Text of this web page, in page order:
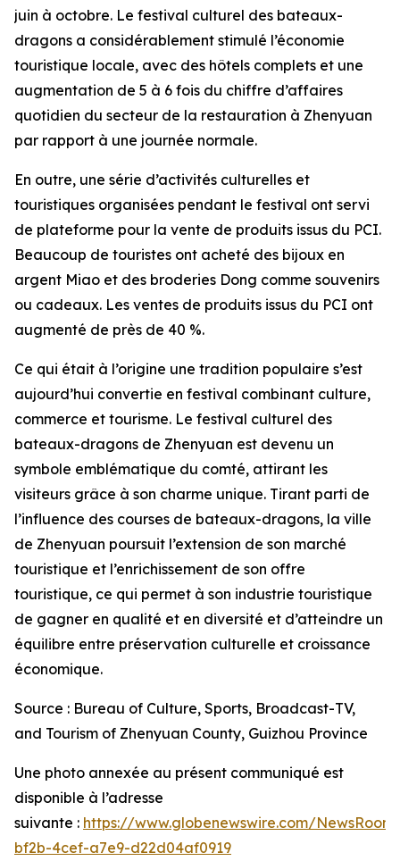
juin à octobre. Le festival culturel des bateaux-
dragons a considérablement stimulé l’économie
touristique locale, avec des hôtels complets et une
augmentation de 5 à 6 fois du chiffre d’affaires
quotidien du secteur de la restauration à Zhenyuan
par rapport à une journée normale.
En outre, une série d’activités culturelles et
touristiques organisées pendant le festival ont servi
de plateforme pour la vente de produits issus du PCI.
Beaucoup de touristes ont acheté des bijoux en
argent Miao et des broderies Dong comme souvenirs
ou cadeaux. Les ventes de produits issus du PCI ont
augmenté de près de 40 %.
Ce qui était à l’origine une tradition populaire s’est
aujourd’hui convertie en festival combinant culture,
commerce et tourisme. Le festival culturel des
bateaux-dragons de Zhenyuan est devenu un
symbole emblématique du comté, attirant les
visiteurs grâce à son charme unique. Tirant parti de
l’influence des courses de bateaux-dragons, la ville
de Zhenyuan poursuit l’extension de son marché
touristique et l’enrichissement de son offre
touristique, ce qui permet à son industrie touristique
de gagner en qualité et en diversité et d’atteindre un
équilibre entre préservation culturelle et croissance
économique.
Source : Bureau of Culture, Sports, Broadcast-TV,
and Tourism of Zhenyuan County, Guizhou Province
Une photo annexée au présent communiqué est
disponible à l’adresse
suivante : https://www.globenewswire.com/
bf2b-4cef-a7e9-d22d04af0919